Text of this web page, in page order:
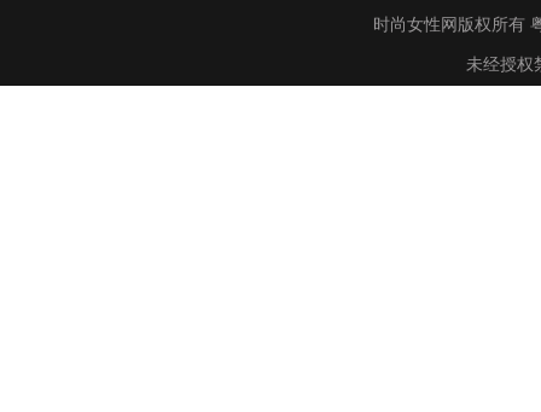
时尚女性网版权所有
未经授权